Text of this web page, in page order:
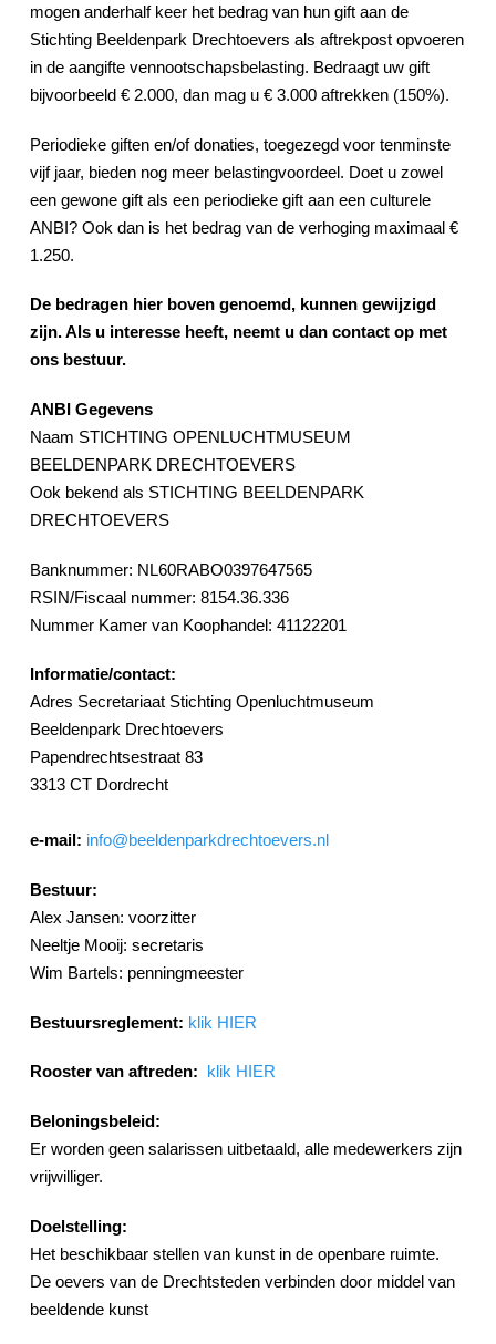
mogen anderhalf keer het bedrag van hun gift aan de
Stichting Beeldenpark Drechtoevers als aftrekpost opvoeren
in de aangifte vennootschapsbelasting. Bedraagt uw gift
bijvoorbeeld € 2.000, dan mag u € 3.000 aftrekken (150%).
Periodieke giften en/of donaties, toegezegd voor tenminste
vijf jaar, bieden nog meer belastingvoordeel. Doet u zowel
een gewone gift als een periodieke gift aan een culturele
ANBI? Ook dan is het bedrag van de verhoging maximaal €
1.250.
De bedragen hier boven genoemd, kunnen gewijzigd
zijn. Als u interesse heeft, neemt u dan contact op met
ons bestuur.
ANBI Gegevens
Naam STICHTING OPENLUCHTMUSEUM
BEELDENPARK DRECHTOEVERS
Ook bekend als STICHTING BEELDENPARK
DRECHTOEVERS
Banknummer: NL60RABO0397647565
RSIN/Fiscaal nummer: 8154.36.336
Nummer Kamer van Koophandel: 41122201
Informatie/contact:
Adres Secretariaat Stichting Openluchtmuseum
Beeldenpark Drechtoevers
Papendrechtsestraat 83
3313 CT Dordrecht
e-mail: info@beeldenparkdrechtoevers.nl
Bestuur:
Alex Jansen: voorzitter
Neeltje Mooij: secretaris
Wim Bartels: penningmeester
Bestuursreglement: klik HIER
Rooster van aftreden: klik HIER
Beloningsbeleid:
Er worden geen salarissen uitbetaald, alle medewerkers zijn
vrijwilliger.
Doelstelling:
Het beschikbaar stellen van kunst in de openbare ruimte.
De oevers van de Drechtsteden verbinden door middel van
beeldende kunst